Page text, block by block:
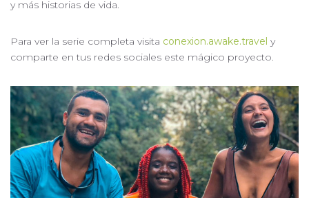
y más historias de vida.
Para ver la serie completa visita conexion.awake.travel y
comparte en tus redes sociales este mágico proyecto.